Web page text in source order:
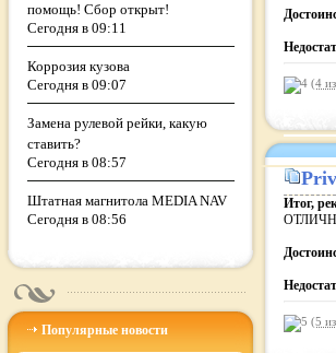
помощь! Сбор открыт!
Сегодня в 09:11
Коррозия кузова
Сегодня в 09:07
Замена рулевой рейки, какую
ставить?
Сегодня в 08:57
Штатная магнитола MEDIA NAV
Сегодня в 08:56
Популярные новости
(4 из
Итог,
(5 из